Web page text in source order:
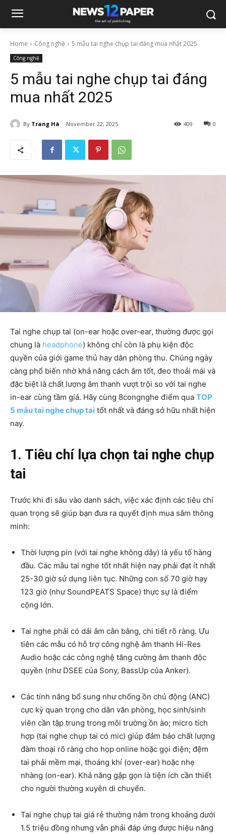
Home Công nghệ 5 mẫu tai nghe chụp tai đáng mua nhất 2025
Công nghệ
5 mẫu tai nghe chụp tai đáng
mua nhất 2025
By Trang Hà November 22, 2025 0
409
Tai nghe chụp tai (on-ear hoặc over-ear, thường được gọi
chung là headphone) không chỉ còn là phụ kiện độc
quyền của giới game thủ hay dân phòng thu. Chúng ngày
càng phổ biến nhờ khả năng cách âm tốt, đeo thoải mái và
đặc biệt là chất lượng âm thanh vượt trội so với tai nghe
in-ear cùng tầm giá. Hãy cùng 8congnghe điểm qua TOP
5 mẫu tai nghe chụp tai tốt nhất và đáng sở hữu nhất hiện
nay.
1. Tiêu chí lựa chọn tai nghe chụp
tai
Trước khi đi sâu vào danh sách, việc xác định các tiêu chí
quan trọng sẽ giúp bạn đưa ra quyết định mua sắm thông
minh:
Thời lượng pin (với tai nghe không dây) là yếu tố hàng
đầu. Các mẫu tai nghe tốt nhất hiện nay phải đạt ít nhất
25-30 giờ sử dụng liên tục. Những con số 70 giờ hay
123 giờ (như SoundPEATS Space) thực sự là điểm
cộng lớn.
Tai nghe phải có dải âm cân bằng, chi tiết rõ ràng. Ưu
tiên các mẫu có hỗ trợ công nghệ âm thanh Hi-Res
Audio hoặc các công nghệ tăng cường âm thanh độc
quyền (như DSEE của Sony, BassUp của Anker).
Các tính năng bổ sung như chống ồn chủ động (ANC)
cực kỳ quan trọng cho dân văn phòng, học sinh/sinh
viên cần tập trung trong môi trường ồn ào; micro tích
hợp (tai nghe chụp tai có mic) giúp đảm bảo chất lượng
đàm thoại rõ ràng cho họp online hoặc gọi điện; đệm
tai phải mềm mại, thoáng khí (over-ear) hoặc nhẹ
nhàng (on-ear). Khả năng gập gọn là tiện ích cần thiết
cho người thường xuyên di chuyển.
Tai nghe chụp tai giá rẻ thường nằm trong khoảng dưới
1.5 triệu đồng nhưng vẫn phải đáp ứng được hiệu năng